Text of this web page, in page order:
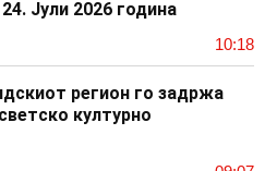
Јули 2026 година
10:18
регион го задржа
културно